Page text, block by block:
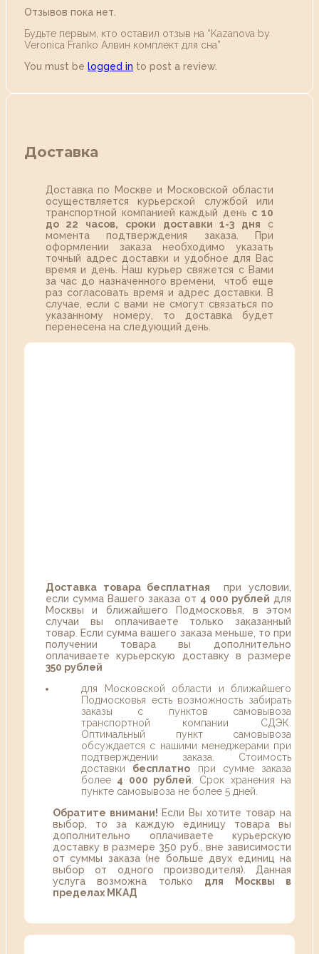
Отзывов пока нет.
Будьте первым, кто оставил отзыв на “Kazanova by
Veronica Franko Алвин комплект для сна”
You must be logged in to post a review.
Доставка
Доставка по Москве и Московской области
осуществляется курьерской службой или
транспортной компанией каждый день с 10
до 22 часов,
сроки доставки 1-3 дня с
момента подтверждения заказа. При
оформлении заказа необходимо указать
точный адрес доставки и удобное для Вас
время и день. Наш курьер свяжется с Вами
за час до назначенного времени, чтоб еще
раз согласовать время и адрес доставки. В
случае, если с вами не смогут связаться по
указанному номеру, то доставка будет
перенесена на следующий день.
Доставка товара бесплатная при условии,
если сумма Вашего заказа от 4 000 рублей для
Москвы и ближайшего Подмосковья, в этом
случаи вы оплачиваете только заказанный
товар. Если сумма вашего заказа меньше, то при
получении товара вы дополнительно
оплачиваете курьерскую доставку в размере
350 рублей
для Московской области и ближайшего
Подмосковья есть возможность забирать
заказы с пунктов самовывоза
транспортной компании СДЭК.
Оптимальный пункт самовывоза
обсуждается с нашими менеджерами при
подтверждении заказа. Стоимость
доставки бесплатно при сумме заказа
более 4 000 рублей . Срок хранения на
пункте самовывоза не более 5 дней.
Обратите внимани! Если Вы хотите товар на
выбор, то за каждую единицу товара вы
дополнительно оплачиваете курьерскую
доставку в размере 350 руб., вне зависимости
от суммы заказа (не больше двух единиц на
выбор от одного производителя). Данная
услуга возможна только для Москвы в
пределах МКАД